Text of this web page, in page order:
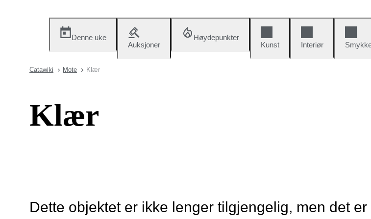
Denne uke
Auksjoner
Høydepunkter
Kunst
Interiør
Catawiki Mote Klær
Klær
Dette objektet er ikke lenger tilgjengelig, men det